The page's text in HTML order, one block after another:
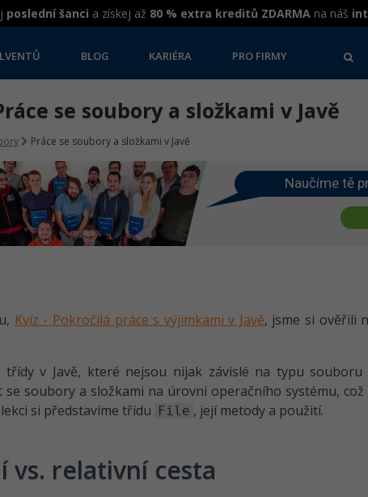
poslední šanci a získej až 80 % extra kreditů ZDARMA na náš
BLOG KARIÉRA PRO FIRMY
se soubory a složkami v Javě
Práce se soubory a složkami v Javě
Naučíme tě
Kvíz - Pokročilá práce s výjimkami v Javě, jsme si ověřili
třídy v Javě, které nejsou nijak závislé na typu
se soubory a složkami na úrovni operačního systému,
si představíme třídu File , její metody a použití.
vs. relativní cesta